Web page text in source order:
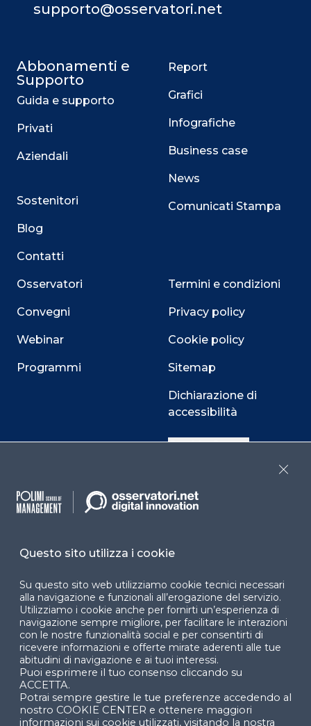
supporto@osservatori.net
Abbonamenti e
Supporto
Guida e supporto
Privati
Aziendali
Sostenitori
Blog
Contatti
Osservatori
Convegni
Webinar
Programmi
Report
Grafici
Infografiche
Business case
News
Comunicati Stampa
Termini e condizioni
Privacy policy
Cookie policy
Sitemap
Dichiarazione di
accessibilità
Cookie Center
Facebook LinkedIn
© 2024 Copyright © Politecnico di Milano Dipartimento
di Ingegneria Gestionale
Questo sito utilizza i cookie
Su questo sito web utilizziamo cookie tecnici necessari
alla navigazione e funzionali all’erogazione del servizio.
Utilizziamo i cookie anche per fornirti un’esperienza di
navigazione sempre migliore, per facilitare le interazioni
con le nostre funzionalità social e per consentirti di
ricevere informazioni e offerte mirate aderenti alle tue
abitudini di navigazione e ai tuoi interessi.
Puoi esprimere il tuo consenso cliccando su
ACCETTA.
Potrai sempre gestire le tue preferenze accedendo al
nostro COOKIE CENTER e ottenere maggiori
informazioni sui cookie utilizzati, visitando la nostra